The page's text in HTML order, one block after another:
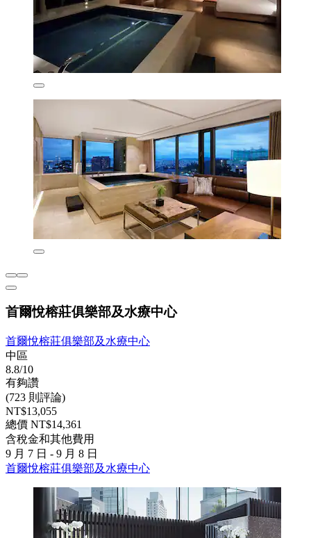
首爾悅榕莊俱樂部及水療中心
首爾悅榕莊俱樂部及水療中心
中區
8.8/10
有夠讚
(723 則評論)
NT$13,055
總價 NT$14,361
含稅金和其他費用
9 月 7 日 - 9 月 8 日
首爾悅榕莊俱樂部及水療中心